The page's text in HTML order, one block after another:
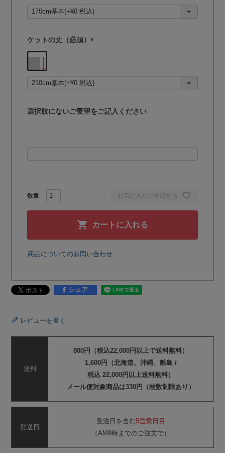
お気に入りに登録する
カートに入れる
須
)
ケットの丈（必須）
須
)
選択肢にないご要望をご記入ください
商品についてのお問い合わせ
シェア
レビューを書く
送料
800円（税込22,000円以上で送料無料）
1,600円（北海道、沖縄、離島 /
税込 22,000円以上送料無料）
メール便対象商品は330円（枚数制限あり）
発送日
受注日を含む5営業日目
（AM9時までのご注文で）